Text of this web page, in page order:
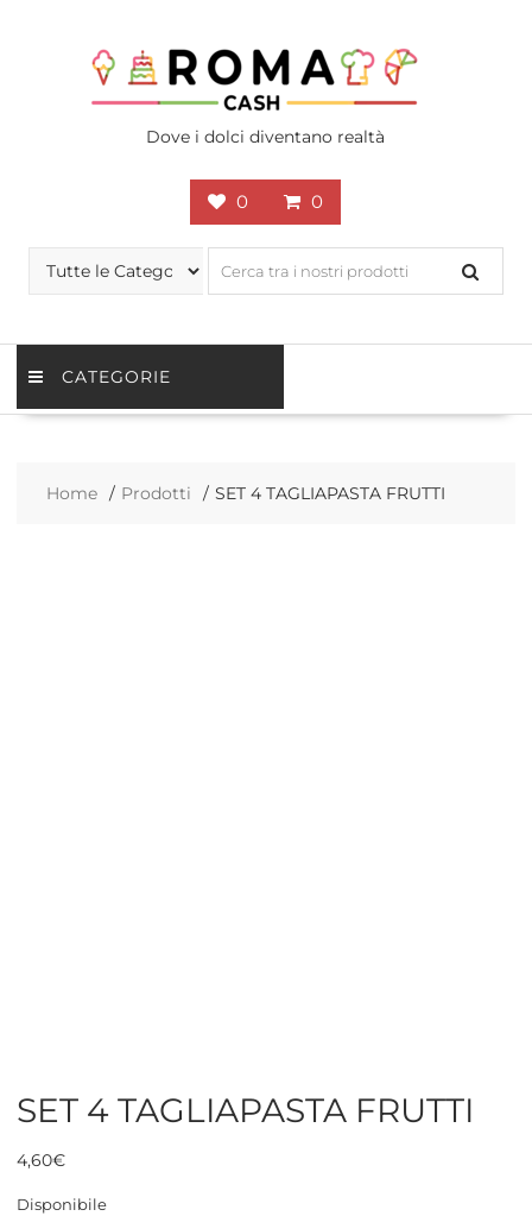
Dove i dolci diventano realtà
0 0
CATEGORIE
Home Prodotti SET 4 TAGLIAPASTA FRUTTI
SET 4 TAGLIAPASTA FRUTTI
4,60€
Disponibile